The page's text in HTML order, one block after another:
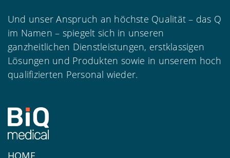
Und unser Anspruch an höchste Qualität – das Q
im Namen – spiegelt sich in unseren
ganzheitlichen Dienstleistungen, erstklassigen
Lösungen und Produkten sowie in unserem hoch
qualifizierten Personal wieder.
HOME